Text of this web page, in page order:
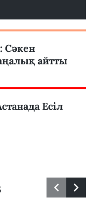
Сәкен
айтты
Есіл